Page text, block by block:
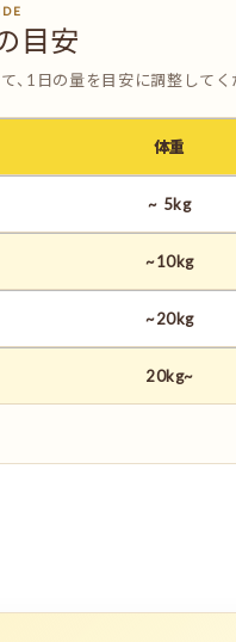
目安
、1日の量を目安に調整してく
体重
~ 5kg
~10kg
~20kg
20kg~